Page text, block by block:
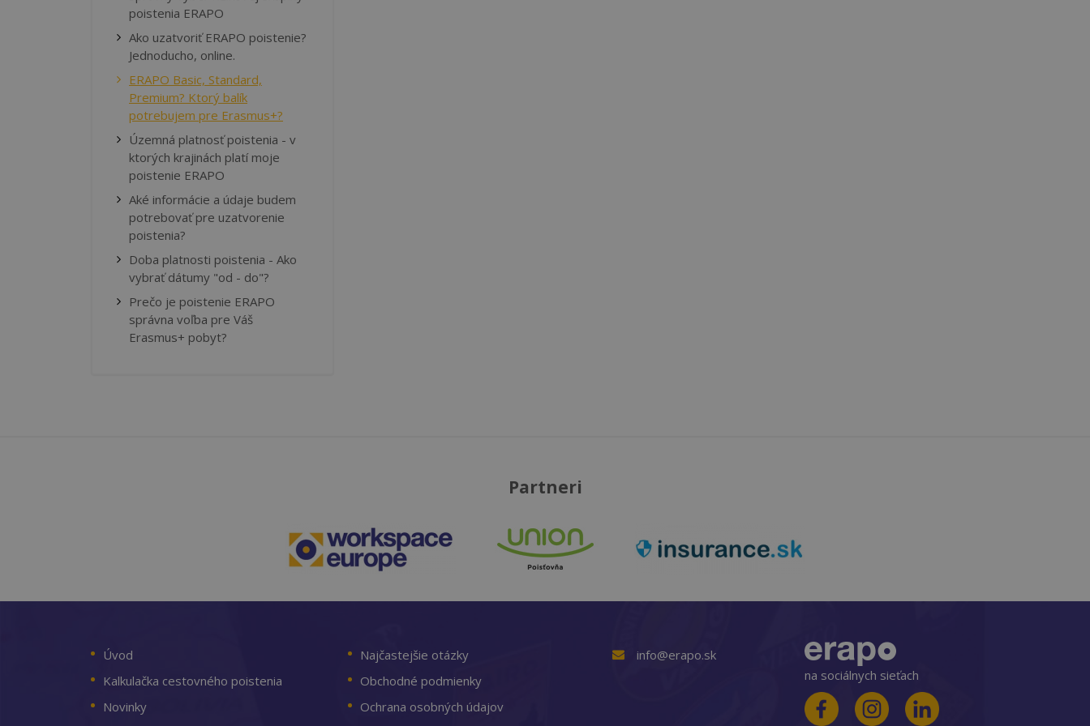
poistenia ERAPO
Ako uzatvoriť ERAPO poistenie?
Jednoducho, online.
ERAPO Basic, Standard,
Premium? Ktorý balík
potrebujem pre Erasmus+?
Územná platnosť poistenia - v
ktorých krajinách platí moje
poistenie ERAPO
Aké informácie a údaje budem
potrebovať pre uzatvorenie
poistenia?
Doba platnosti poistenia - Ako
vybrať dátumy "od - do"?
Prečo je poistenie ERAPO
správna voľba pre Váš
Erasmus+ pobyt?
Partneri
Úvod
Kalkulačka cestovného poistenia
Novinky
Najčastejšie otázky
Obchodné podmienky
Ochrana osobných údajov
info@erapo.sk
na sociálnych sieťach